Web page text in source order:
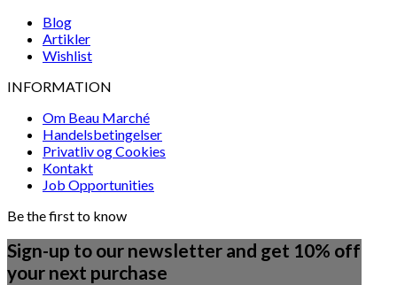
Blog
Artikler
Wishlist
INFORMATION
Om Beau Marché
Handelsbetingelser
Privatliv og Cookies
Kontakt
Job Opportunities
Be the first to know
Sign-up to our newsletter and get 10% off
your next purchase